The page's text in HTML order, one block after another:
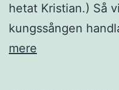
hetat Kristian.) Så
kungssången
mere